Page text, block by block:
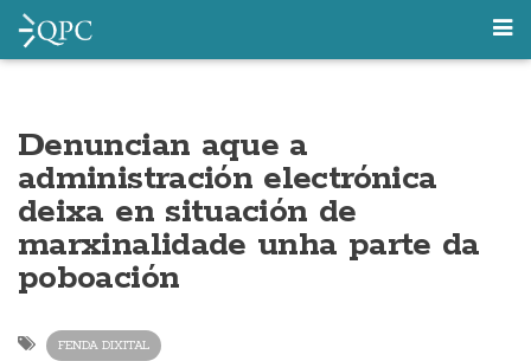
Denuncian aque a
administración electrónica
deixa en situación de
marxinalidade unha parte da
poboación
FENDA DIXITAL